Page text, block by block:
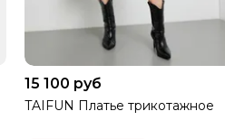
15 100 руб
TAIFUN Платье трикотажное